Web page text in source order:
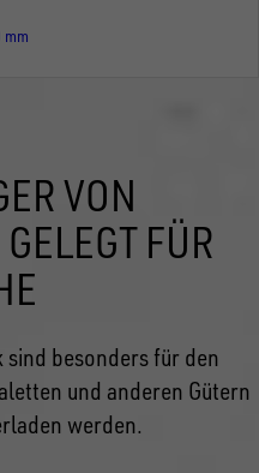
VON
FÜR
besonders für den
und anderen Gütern
werden.